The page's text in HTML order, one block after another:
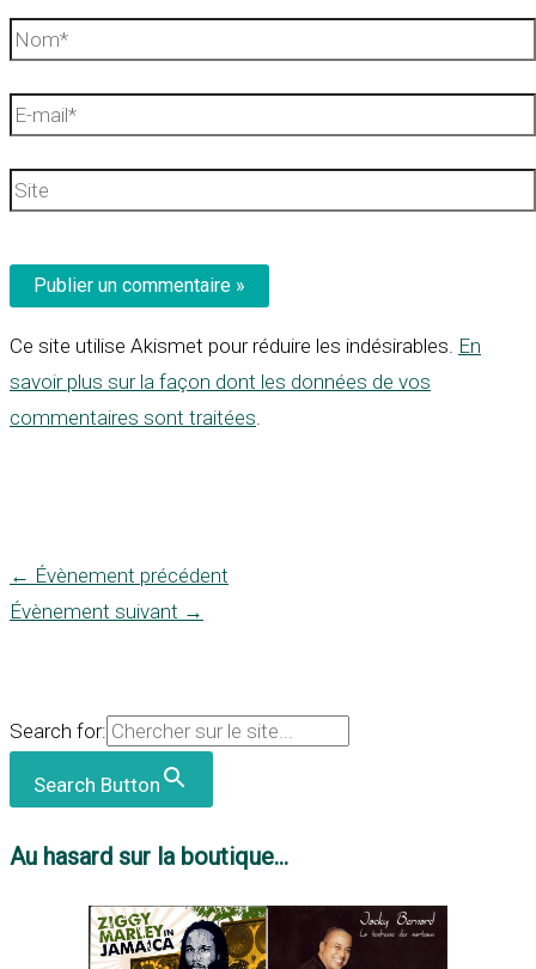
Nom*
E-
Site
Ce site utilise Akismet pour réduire les indésirables. En
savoir plus sur la façon dont les données de vos
commentaires sont traitées
← Évènement précédent
Évènement suivant →
Search for:
Search Button
Au hasard sur la boutique...